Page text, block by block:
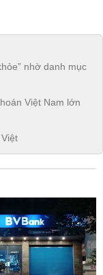
nhờ danh mục
Việt Nam lớn